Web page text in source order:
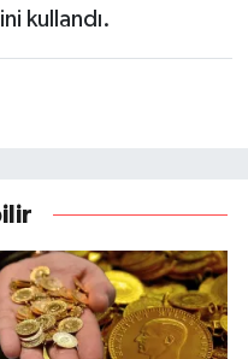
kullandı.